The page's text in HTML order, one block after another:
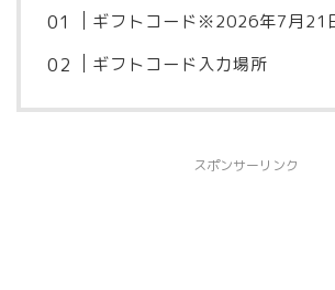
ギフトコード※2026年7月21
ギフトコード入力場所
スポンサーリンク